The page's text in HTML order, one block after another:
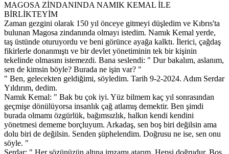
MAGOSA ZİNDANINDA NAMIK KEMAL İLE
BİRLİKTEYİM
Zaman gezgini olarak 150 yıl önceye gitmeyi düşledim ve Kıbrıs'ta
bulunan Magosa zindanında olmayı istedim. Namık Kemal yerde,
taş üstünde oturuyordu ve beni görünce ayağa kalktı. İlerici, çağdaş
fikirlerle donanmıştı ve bir devlet yönetiminin tek bir kişinin
tekelinde olmasını istemezdi. Bana seslendi: " Dur bakalım, aslanım,
sen de kimsin böyle? Burada ne işin var? "
" Ben, gelecekten geldiğimi, söyledim. Tarih 9-2-2024. Adım Serdar
Yıldırım, dedim.
Namık Kemal: " Bak bu çok iyi. Yüz bilmem kaç yıl sonrasından
geçmişe dönülüyorsa insanlık çağ atlamış demektir. Ben şimdi
burada olmamı özgürlük, bağımsızlık, halkın kendi kendini
yönetmesi dememe borçluyum. Arkadaş, sen boş biri değilsin ama
dolu biri de değilsin. Senden şüphelendim. Doğrusu ne ise, sen onu
söyle. "